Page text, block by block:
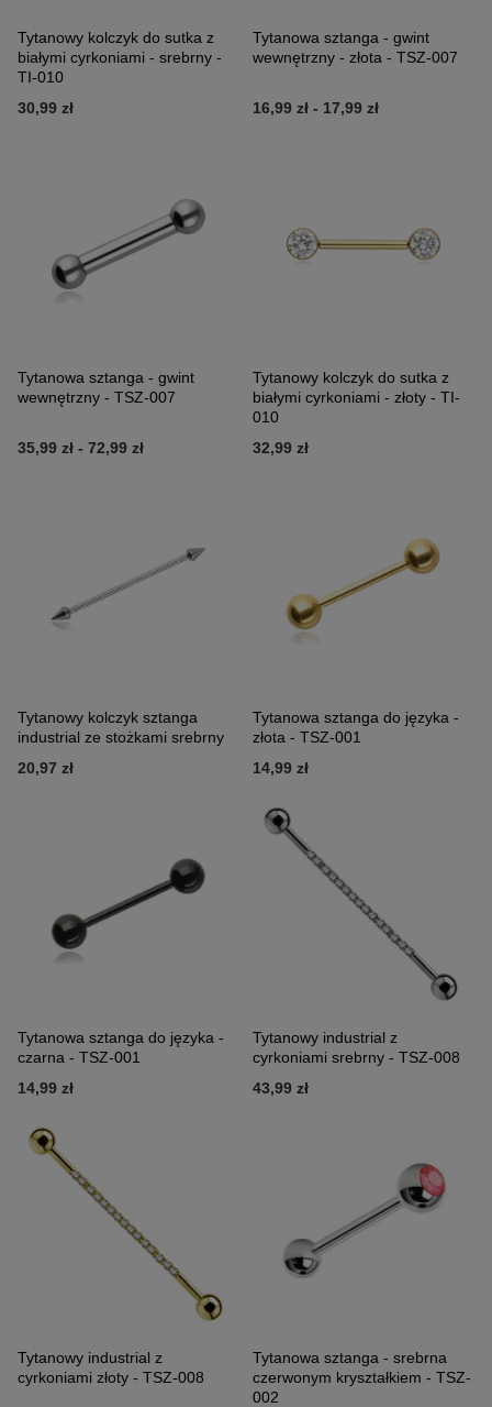
Tytanowy kolczyk do sutka z
białymi cyrkoniami - srebrny -
TI-010
30,99 zł
Tytanowa sztanga - gwint
wewnętrzny - złota - TSZ-007
16,99 zł - 17,99 zł
Tytanowa sztanga - gwint
wewnętrzny - TSZ-007
35,99 zł - 72,99 zł
Tytanowy kolczyk do sutka z
białymi cyrkoniami - złoty - TI-
010
32,99 zł
Tytanowy kolczyk sztanga
industrial ze stożkami srebrny
20,97 zł
Tytanowa sztanga do języka -
złota - TSZ-001
14,99 zł
Tytanowa sztanga do języka -
czarna - TSZ-001
14,99 zł
Tytanowy industrial z
cyrkoniami srebrny - TSZ-008
43,99 zł
Tytanowy industrial z
cyrkoniami złoty - TSZ-008
Tytanowa sztanga - srebrna
czerwonym kryształkiem - TSZ-
002